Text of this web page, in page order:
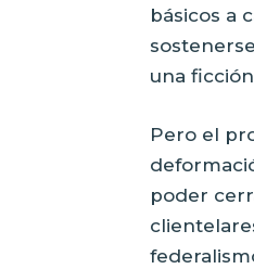
básicos a
una
Pero el
poder